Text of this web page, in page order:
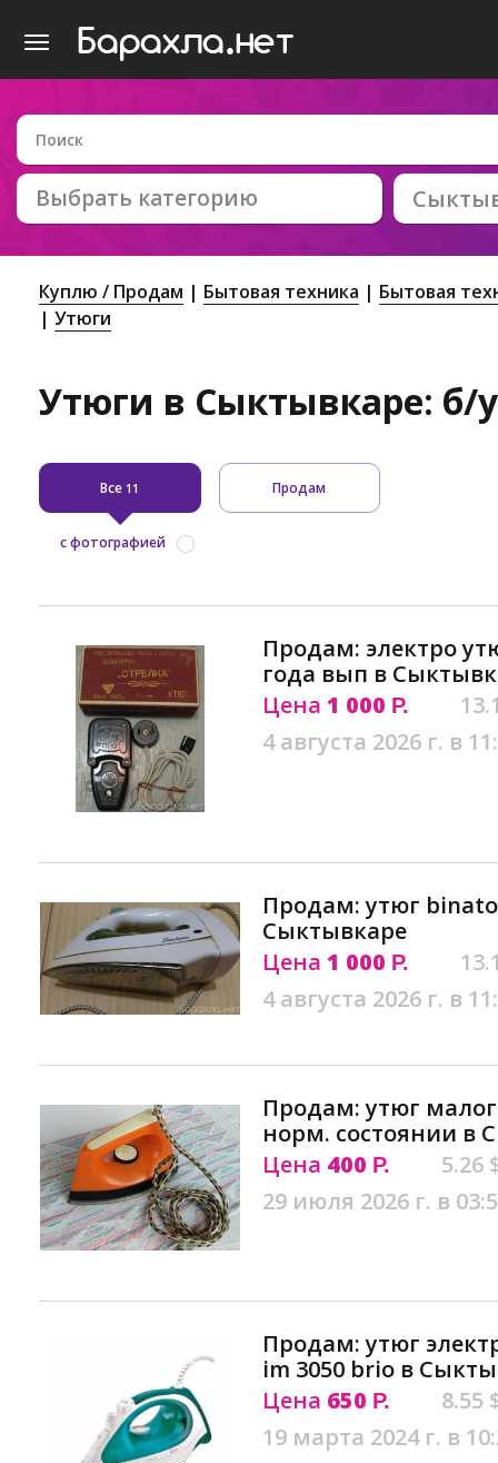
Выбрать категорию
Куплю / Продам Бытовая техника
Бытовая
Утюги
Утюги в Сыктывкаре: б/
Все 11 Продам
с фотографией
Продам: электро
года вып в
Цена 1 000 Р.
4 августа 2026 г. в
Продам: утюг
Сыктывкаре
Цена 1 000 Р.
4 августа 2026 г. в
Продам: утюг
норм. состоянии в
Цена 400 Р.
5.26
29 июля 2026 г. в
Продам: утюг
im 3050 brio в
Цена 650 Р.
8.55
19 марта 2024 г. в